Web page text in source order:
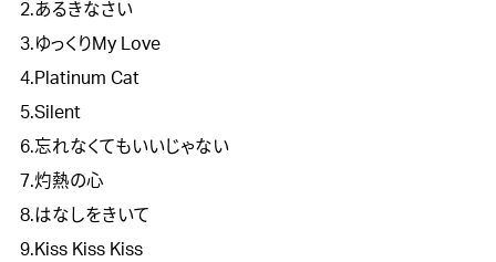
2.あるきなさい
3.ゆっくりMy Love
4.Platinum Cat
5.Silent
6.忘れなくてもいいじゃない
7.灼熱の心
8.はなしをきいて
9.Kiss Kiss Kiss